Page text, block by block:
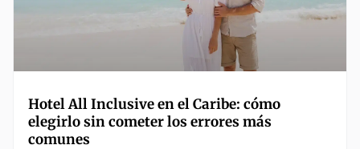
Hotel All Inclusive en el Caribe: cómo
elegirlo sin cometer los errores más
comunes